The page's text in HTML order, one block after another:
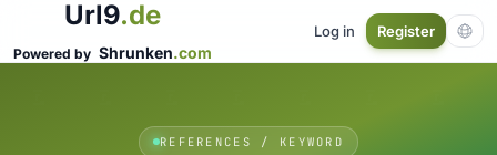
Url9.de
Powered by Shrunken.com
Log in Register
REFERENCES / KEYWORD